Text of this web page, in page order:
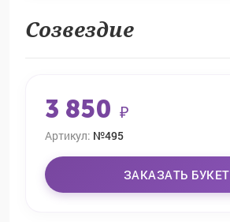
Созвездие
3 850 ₽
Артикул: №495
ЗАКАЗАТЬ БУКЕТ